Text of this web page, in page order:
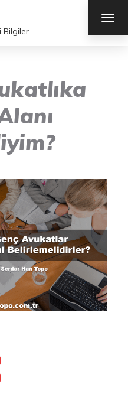
Bilgiler